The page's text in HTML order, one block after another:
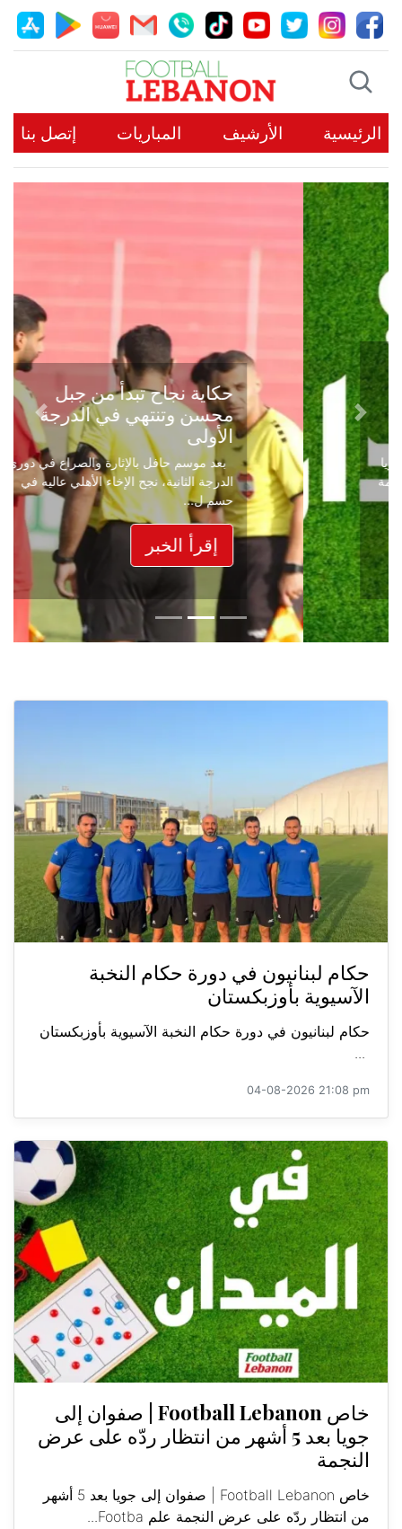
الرئيسية الأرشيف المباريات إتصل بنا
حكاية نجاح تبدأ من جبل
محسن وتنتهي في الدرجة
الأولى
بعد موسم حافل بالإثارة والصراع في دوري
الدرجة الثانية، نجح الإخاء الأهلي عاليه في
حسم ل...
إقرأ الخبر
Previous
Next
حكام لبنانيون في دورة حكام النخبة
الآسيوية بأوزبكستان
حكام لبنانيون في دورة حكام النخبة الآسيوية بأوزبكستان
...
04-08-2026 21:08 pm
خاص Football Lebanon | صفوان إلى
جويا بعد 5 أشهر من انتظار ردّه على عرض
النجمة
خاص Football Lebanon | صفوان إلى جويا بعد 5 أشهر
من انتظار ردّه على عرض النجمة علم Footba...